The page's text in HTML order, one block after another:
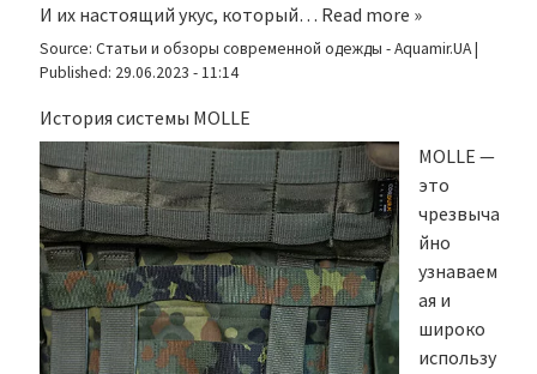
И их настоящий укус, который… Read more »
Source: Статьи и обзоры современной одежды - Aquamir.UA|
Published: 29.06.2023 - 11:14
История системы MOLLE
MOLLE —
это
чрезвыча
йно
узнаваем
ая и
широко
использу